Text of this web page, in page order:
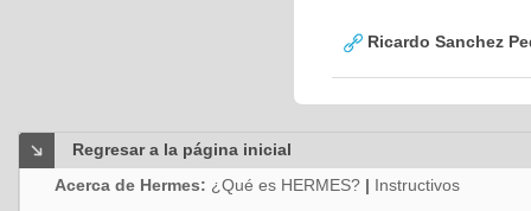
Ricardo Sanchez
Regresar a la página inicial
Acerca de Hermes: ¿Qué es HERMES? | Instructivos